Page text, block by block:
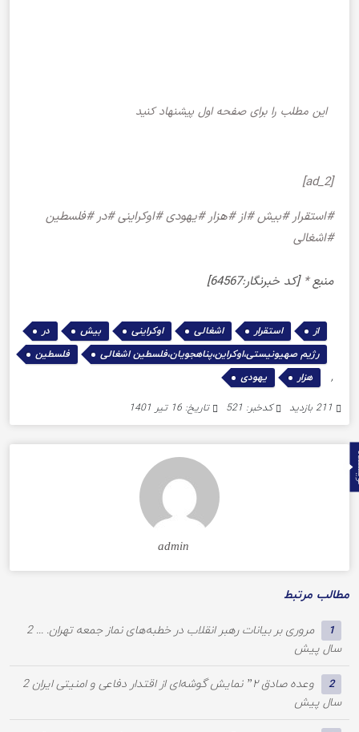
این مطلب را برای صفحه اول پیشنهاد کنید
[ad_2]
#استقرار #بیش #از #هزار #یهودی #اوکراینی #در #فلسطین
#اشغالی
منبع*[کد خبرنگار:64567]
از , استقرار , اشغالی , اوکراینی , بیش , در
رژیم صهیونیستی،اوکراین،پناهجویان،فلسطین اشغالی , فلسطین
, هزار , یهودی
کدخبر: 521 تاریخ: 16 تیر 1401
admin
مطالب مرتبط
1 مروری بر بیانات رهبر انقلاب در خطبه‌های نماز جمعه تهران. ...2
سال پیش
2 وعده صادق ۲” نمایش گوشه‌ای از اقتدار دفاعی و امنیتی ایران
2
سال پیش